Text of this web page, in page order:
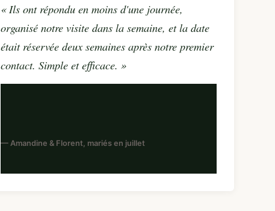
« Ils ont répondu en moins d'une journée,
organisé notre visite dans la semaine, et la date
était réservée deux semaines après notre premier
contact. Simple et efficace. »
— Amandine & Florent, mariés en juillet